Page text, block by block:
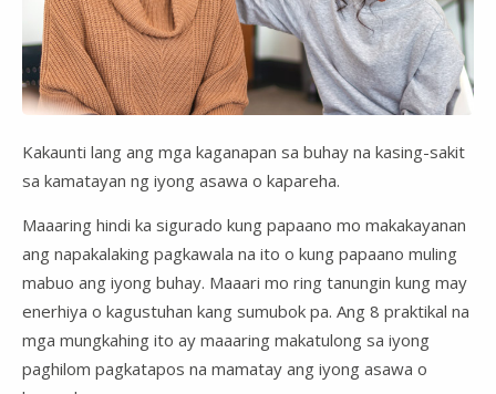
Kakaunti lang ang mga kaganapan sa buhay na kasing-sakit
sa kamatayan ng iyong asawa o kapareha.
Maaaring hindi ka sigurado kung papaano mo makakayanan
ang napakalaking pagkawala na ito o kung papaano muling
mabuo ang iyong buhay. Maaari mo ring tanungin kung may
enerhiya o kagustuhan kang sumubok pa. Ang 8 praktikal na
mga mungkahing ito ay maaaring makatulong sa iyong
paghilom pagkatapos na mamatay ang iyong asawa o